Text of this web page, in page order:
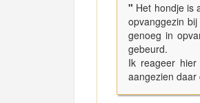
" Het hondje is
opvanggezin
genoeg in
gebeurd.
Ik reageer
aangezien daar